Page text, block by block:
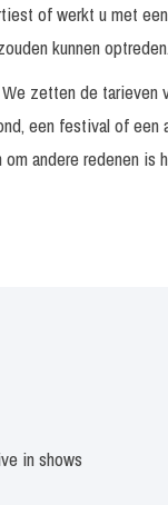
minuten
minuten
overleg
of werkt u met
kunnen
zetten de
een festival of
andere redenen
in shows